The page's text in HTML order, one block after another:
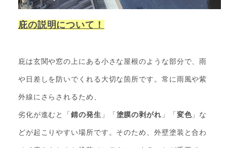
庇の説明について！
庇は玄関や窓の上にある小さな屋根のような部分で、雨
や日差しを防いでくれる大切な箇所です。常に雨風や紫
外線にさらされるため、
劣化が進むと「錆の発生 」「 塗膜の剥がれ 」「 変色」な
どが起こりやすい場所です。そのため、外壁塗装と合わ